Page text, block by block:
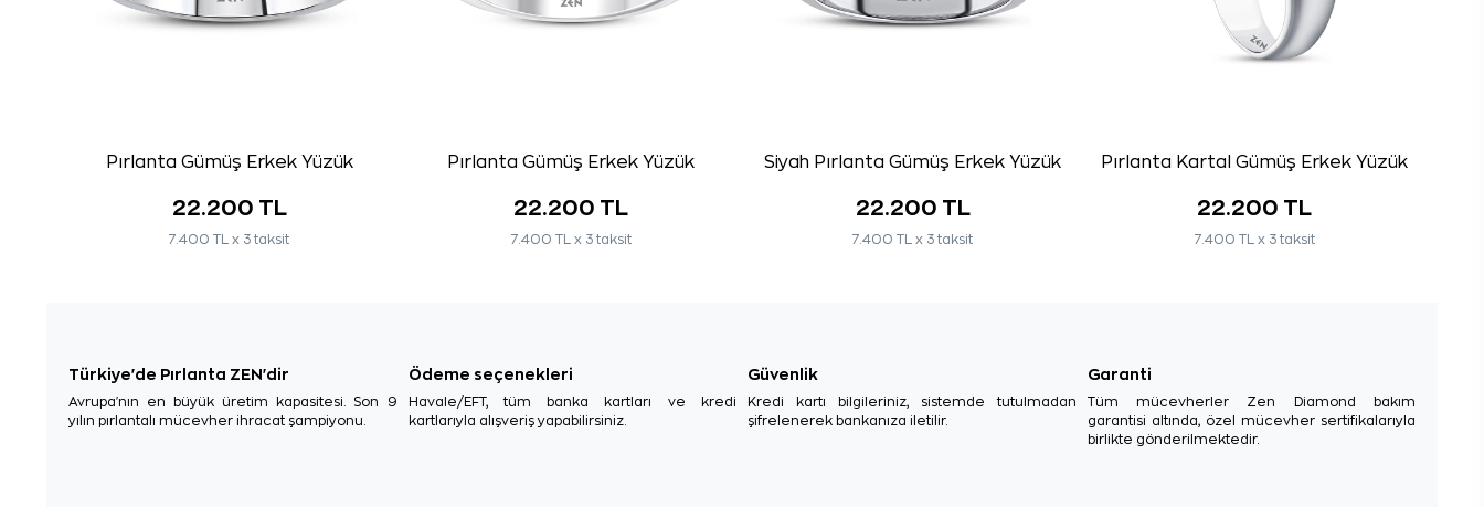
Pırlanta Gümüş Erkek Yüzük
22.200 TL
7.400 TL x 3 taksit
Pırlanta Gümüş Erkek Yüzük
22.200 TL
7.400 TL x 3 taksit
Siyah Pırlanta Gümüş Erkek Yüzük
22.200 TL
7.400 TL x 3 taksit
Pırlanta Kartal Gümüş Erkek Yüzük
22.200 TL
7.400 TL x 3 taksit
Türkiye'de Pırlanta ZEN'dir
Avrupa'nın en büyük üretim kapasitesi. Son 9
yılın pırlantalı mücevher ihracat şampiyonu.
Ödeme seçenekleri
Havale/EFT, tüm banka kartları ve kredi
kartlarıyla alışveriş yapabilirsiniz.
Güvenlik
Kredi kartı bilgileriniz, sistemde tutulmadan
şifrelenerek bankanıza iletilir.
Garanti
Tüm mücevherler Zen Diamond bakım
garantisi altında, özel mücevher sertifikalarıyla
birlikte gönderilmektedir.